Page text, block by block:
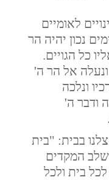
לאומיים
נכון יהיה הר
כל הגויים.
ונעלה אל הר ה'
ונלכה
ודבר ה'
בבית: "בית
המקדים
בית ולכל